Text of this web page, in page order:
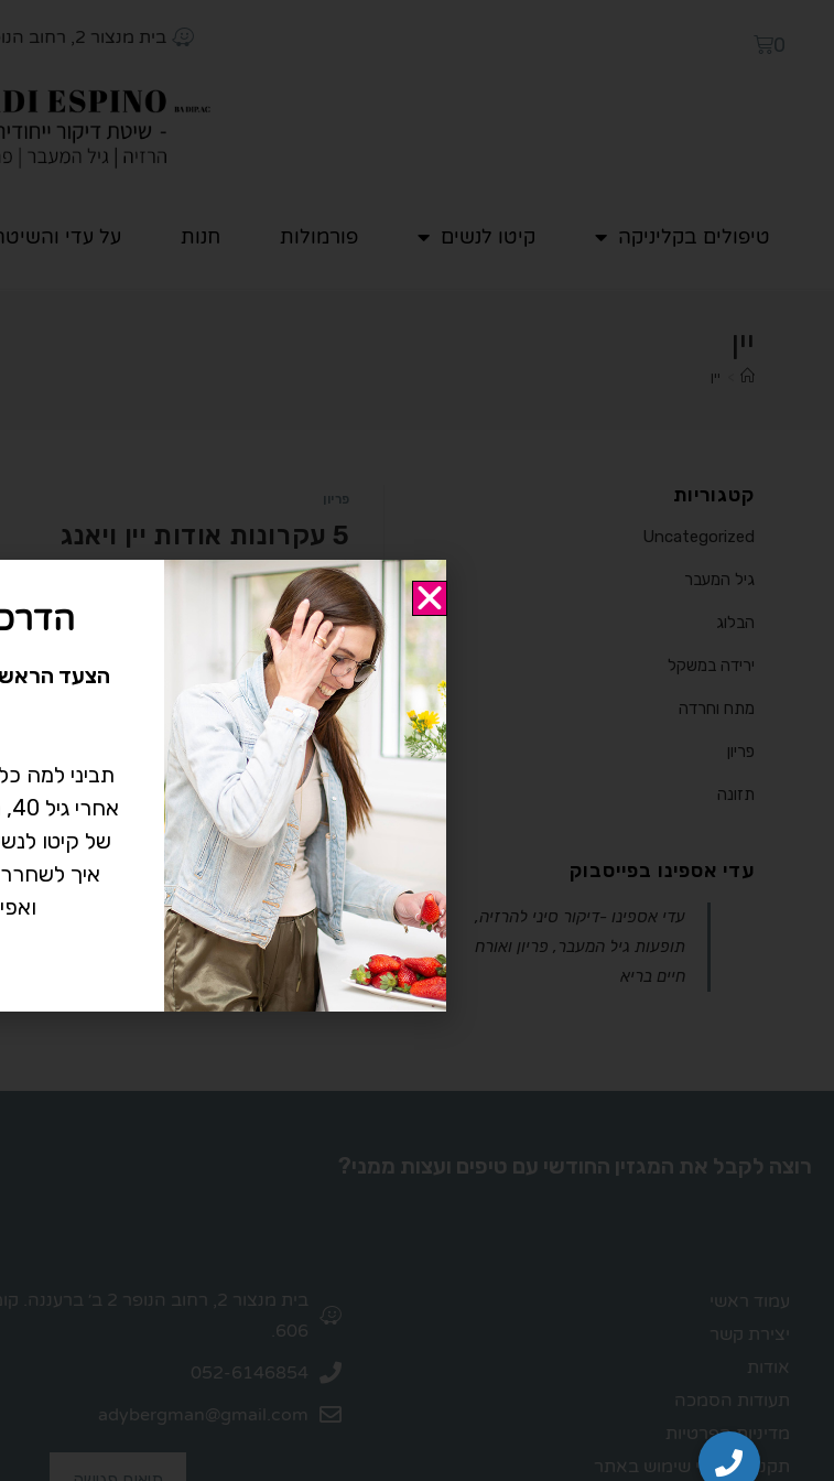
0 בית מנצור 2, רחוב הנופר 2ב׳ ברעננה
טיפולים בקליניקה קיטו לנשים פורמולות חנות על עדי
יין
יין
פריון
5 עקרונות אודות יין ויאנג
יין ויאנג הינם מונחים בפילוסופיה וברפואה
ביקום. מאחר וקצרה היריעה מלדון במונחים אלו
הברורה ביותר בהתייחס לגוף…
אין תגובות
קטגוריות
Uncategorized
גיל המעבר
הבלוג
ירידה במשקל
מתח וחרדה
פריון
תזונה
עדי אספינו בפייסבוק
‎עדי אספינו -דיקור סיני להרזיה,
תופעות גיל המעבר, פריון ואורח
חיים בריא‎
רוצה לקבל את המגזין החודשי עם טיפים ועצות ממני?
עמוד ראשי
יצירת קשר
אודות
תעודות הסמכה
מדיניות הפרטיות
תקנון – תנאי שימוש באתר
606.
052-6146854
adybergman@gmail.com
הצעד
תביני למה
של קיטו
איך